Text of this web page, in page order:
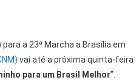
a 23ª Marcha a Brasília em
vai até a próxima quinta-feira
para um Brasil Melhor”.